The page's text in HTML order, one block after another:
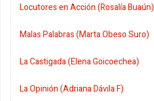
Locutores en Acción (Rosalía Buaún)
Malas Palabras (Marta Obeso Suro)
La Castigada (Elena Goicoechea)
La Opinión (Adriana Dávila F)